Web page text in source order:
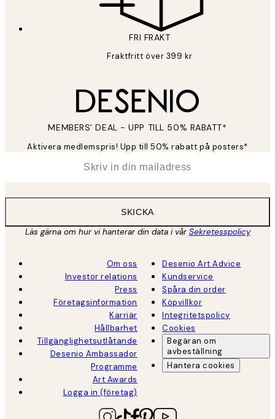
FRI FRAKT
Fraktfritt över 399 kr
MEMBERS' DEAL - UPP TILL 50% RABATT*
Aktivera medlemspris! Upp till 50% rabatt på posters*
SKICKA
Läs gärna om hur vi hanterar din data i vårSekretesspolicy
Om oss
Investor relations
Press
Företagsinformation
Karriär
Hållbarhet
Tillgänglighetsutlåtande
Desenio Ambassador
Programme
Art Awards
Logga in (företag)
Desenio Art Advice
Kundservice
Spåra din order
Köpvillkor
Integritetspolicy
Cookies
Begäran om
avbeställning
Hantera cookies